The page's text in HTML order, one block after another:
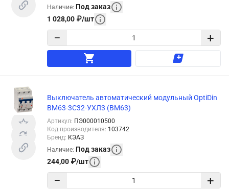
Наличие: Под заказ
1 028,00 ₽/шт
− +
Выключатель автоматический модульный OptiDin
BM63-3C32-УХЛ3 (ВМ63)
Артикул: ПЭ000010500
Код производителя: 103742
Бренд: КЭАЗ
Наличие: Под заказ
244,00 ₽/шт
− +